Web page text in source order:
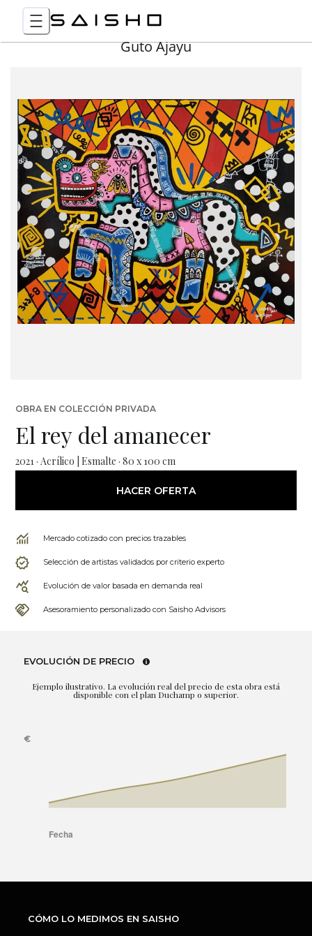
Guto Ajayu
OBRA EN COLECCIÓN PRIVADA
El rey del amanecer
2021 · Acrílico | Esmalte · 80 x 100 cm
HACER OFERTA
Mercado cotizado con precios trazables
Selección de artistas validados por criterio experto
Evolución de valor basada en demanda real
Asesoramiento personalizado con Saisho Advisors
EVOLUCIÓN DE PRECIO
Ejemplo ilustrativo. La evolución real del precio de esta obra está
disponible con el plan Duchamp o superior.
CÓMO LO MEDIMOS EN SAISHO